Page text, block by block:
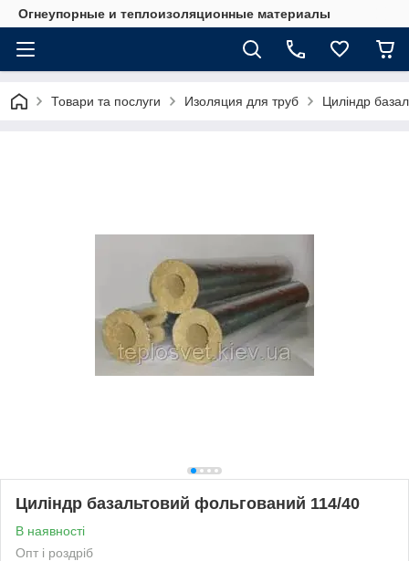
Огнеупорные и теплоизоляционные материалы
Товари та послуги Изоляция для труб Циліндр
Циліндр базальтовий фольгований 114/40
В наявності
Опт і роздріб